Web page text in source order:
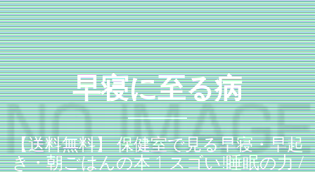
早寝に至る病
【送料無料】 保健室で見る早寝・早起
き・朝ごはんの本 1 スゴい!睡眠の力 /